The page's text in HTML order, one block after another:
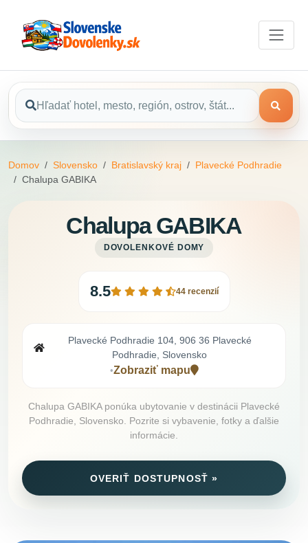
Domov Slovensko Bratislavský kraj
Plavecké Podhradie
Chalupa GABIKA
Chalupa GABIKA
DOVOLENKOVÉ DOMY
8.5 44 recenzií
Plavecké Podhradie 104, 906 36 Plavecké
Podhradie, Slovensko
•Zobraziť mapu
Chalupa GABIKA ponúka ubytovanie v destinácii Plavecké
Podhradie, Slovensko. Pozrite si vybavenie, fotky a ďalšie
informácie.
OVERIŤ DOSTUPNOSŤ »